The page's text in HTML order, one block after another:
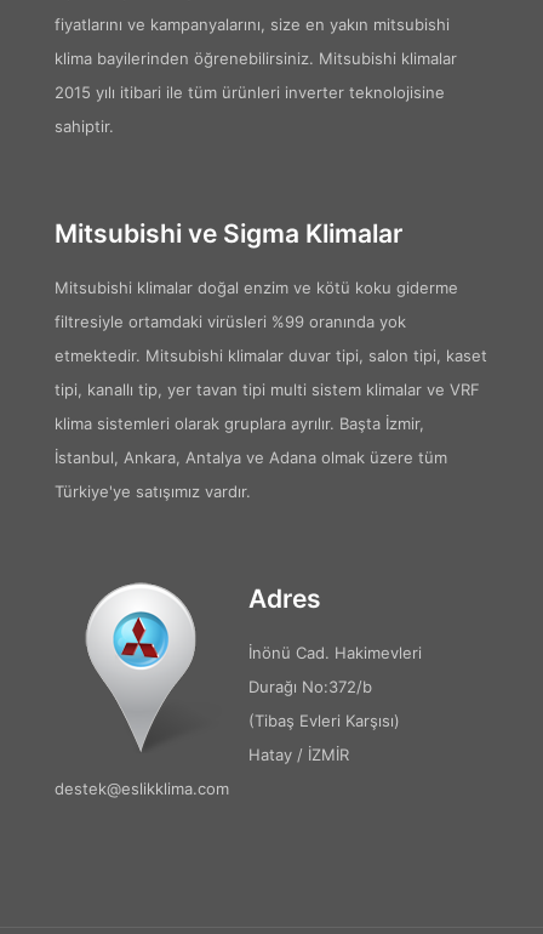
fiyatlarını ve kampanyalarını, size en yakın mitsubishi
klima bayilerinden öğrenebilirsiniz. Mitsubishi klimalar
2015 yılı itibari ile tüm ürünleri inverter teknolojisine
sahiptir.
Mitsubishi ve Sigma Klimalar
Mitsubishi klimalar doğal enzim ve kötü koku giderme
filtresiyle ortamdaki virüsleri %99 oranında yok
etmektedir. Mitsubishi klimalar duvar tipi, salon tipi, kaset
tipi, kanallı tip, yer tavan tipi multi sistem klimalar ve VRF
klima sistemleri olarak gruplara ayrılır. Başta İzmir,
İstanbul, Ankara, Antalya ve Adana olmak üzere tüm
Türkiye'ye satışımız vardır.
Adres
İnönü Cad. Hakimevleri
Durağı No:372/b
(Tibaş Evleri Karşısı)
Hatay / İZMİR
destek@eslikklima.com